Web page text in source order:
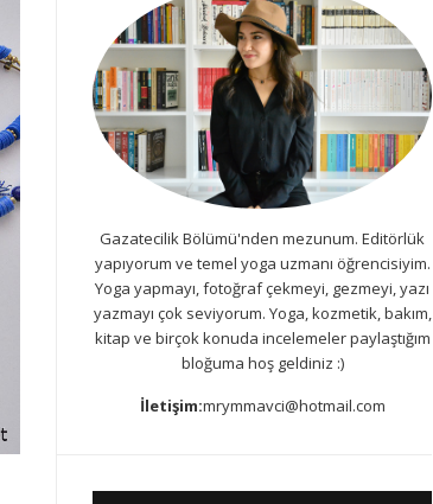
Gazatecilik Bölümü'nden mezunum. Editörlük
yapıyorum ve temel yoga uzmanı öğrencisiyim.
Yoga yapmayı, fotoğraf çekmeyi, gezmeyi, yazı
yazmayı çok seviyorum. Yoga, kozmetik, bakım,
kitap ve birçok konuda incelemeler paylaştığım
bloğuma hoş geldiniz :)
İletişim:mrymmavci@hotmail.com